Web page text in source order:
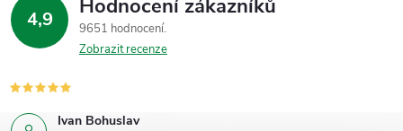
4,9 Hodnocení zákazníků
9651 hodnocení
Zobrazit recenze
Ivan Bohuslav